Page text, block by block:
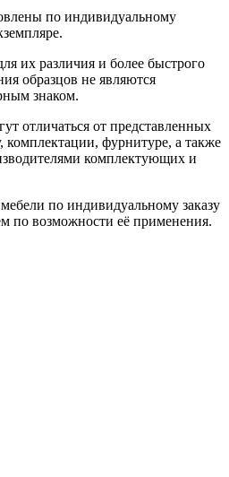
по индивидуальному
их различия и более быстрого
образцов не являются
знаком.
отличаться от представленных
комплектации, фурнитуре, а также
комплектующих и
по индивидуальному заказу
по возможности её применения.